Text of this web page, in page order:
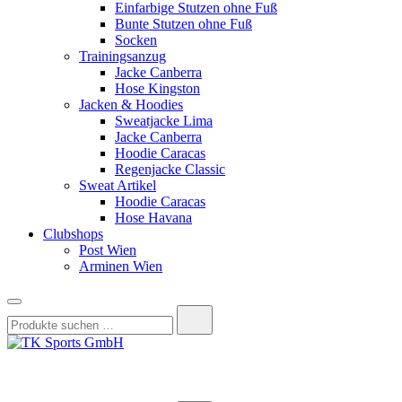
Einfarbige Stutzen ohne Fuß
Bunte Stutzen ohne Fuß
Socken
Trainingsanzug
Jacke Canberra
Hose Kingston
Jacken & Hoodies
Sweatjacke Lima
Jacke Canberra
Hoodie Caracas
Regenjacke Classic
Sweat Artikel
Hoodie Caracas
Hose Havana
Clubshops
Post Wien
Arminen Wien
nach: